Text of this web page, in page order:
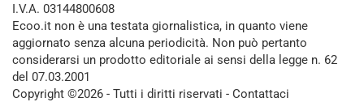
I.V.A. 03144800608
Ecoo.it non è una testata giornalistica, in quanto viene
aggiornato senza alcuna periodicità. Non può pertanto
considerarsi un prodotto editoriale ai sensi della legge n. 62
del 07.03.2001
Copyright ©2026 - Tutti i diritti riservati - Contattaci